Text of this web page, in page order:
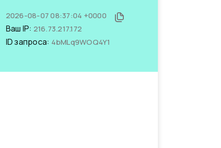
2026-08-07 08:37:04 +0000
Ваш IP: 216.73.217.172
ID запроса: 4bMLq9WOQ4Y1